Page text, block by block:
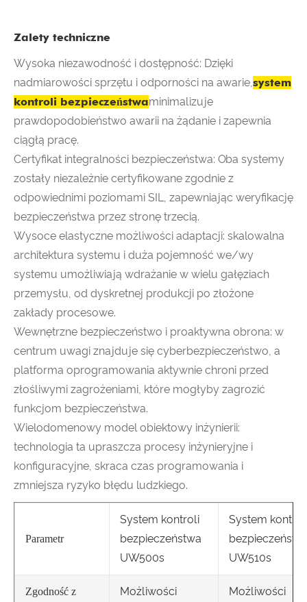
Zalety techniczne
Wysoka niezawodność i dostępność: Dzięki
nadmiarowości sprzętu i odporności na awarie,system
kontroli bezpieczeństwaminimalizuje
prawdopodobieństwo awarii na żądanie i zapewnia
ciągłą pracę.
Certyfikat integralności bezpieczeństwa: Oba systemy
zostały niezależnie certyfikowane zgodnie z
odpowiednimi poziomami SIL, zapewniając weryfikację
bezpieczeństwa przez stronę trzecią.
Wysoce elastyczne możliwości adaptacji: skalowalna
architektura systemu i duża pojemność we/wy
systemu umożliwiają wdrażanie w wielu gałęziach
przemysłu, od dyskretnej produkcji po złożone
zakłady procesowe.
Wewnętrzne bezpieczeństwo i proaktywna obrona: w
centrum uwagi znajduje się cyberbezpieczeństwo, a
platforma oprogramowania aktywnie chroni przed
złośliwymi zagrożeniami, które mogłyby zagrozić
funkcjom bezpieczeństwa.
Wielodomenowy model obiektowy inżynierii:
technologia ta upraszcza procesy inżynieryjne i
konfiguracyjne, skraca czas programowania i
zmniejsza ryzyko błędu ludzkiego.
Parametr
System kontroli
bezpieczeństwa
UW500s
System
UW510s
Zgodność z Możliwości Możliwości